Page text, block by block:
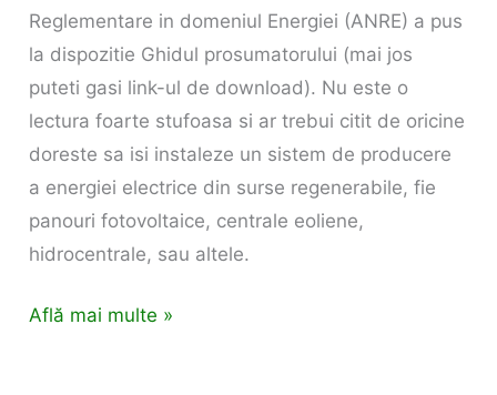
Reglementare in domeniul Energiei (ANRE) a pus
la dispozitie Ghidul prosumatorului (mai jos
puteti gasi link-ul de download). Nu este o
lectura foarte stufoasa si ar trebui citit de oricine
doreste sa isi instaleze un sistem de producere
a energiei electrice din surse regenerabile, fie
panouri fotovoltaice, centrale eoliene,
hidrocentrale, sau altele.
Află mai multe »